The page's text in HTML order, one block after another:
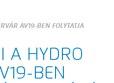
AV19-BEN FOLYTATJA
A HYDRO
BEN